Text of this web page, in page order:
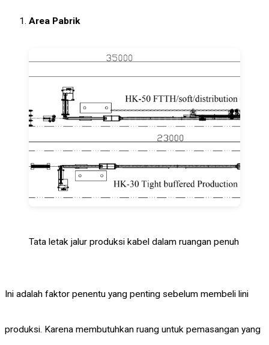
Area Pabrik
Tata letak jalur produksi kabel dalam ruangan penuh
Ini adalah faktor penentu yang penting sebelum membeli lini
produksi. Karena membutuhkan ruang untuk pemasangan yang